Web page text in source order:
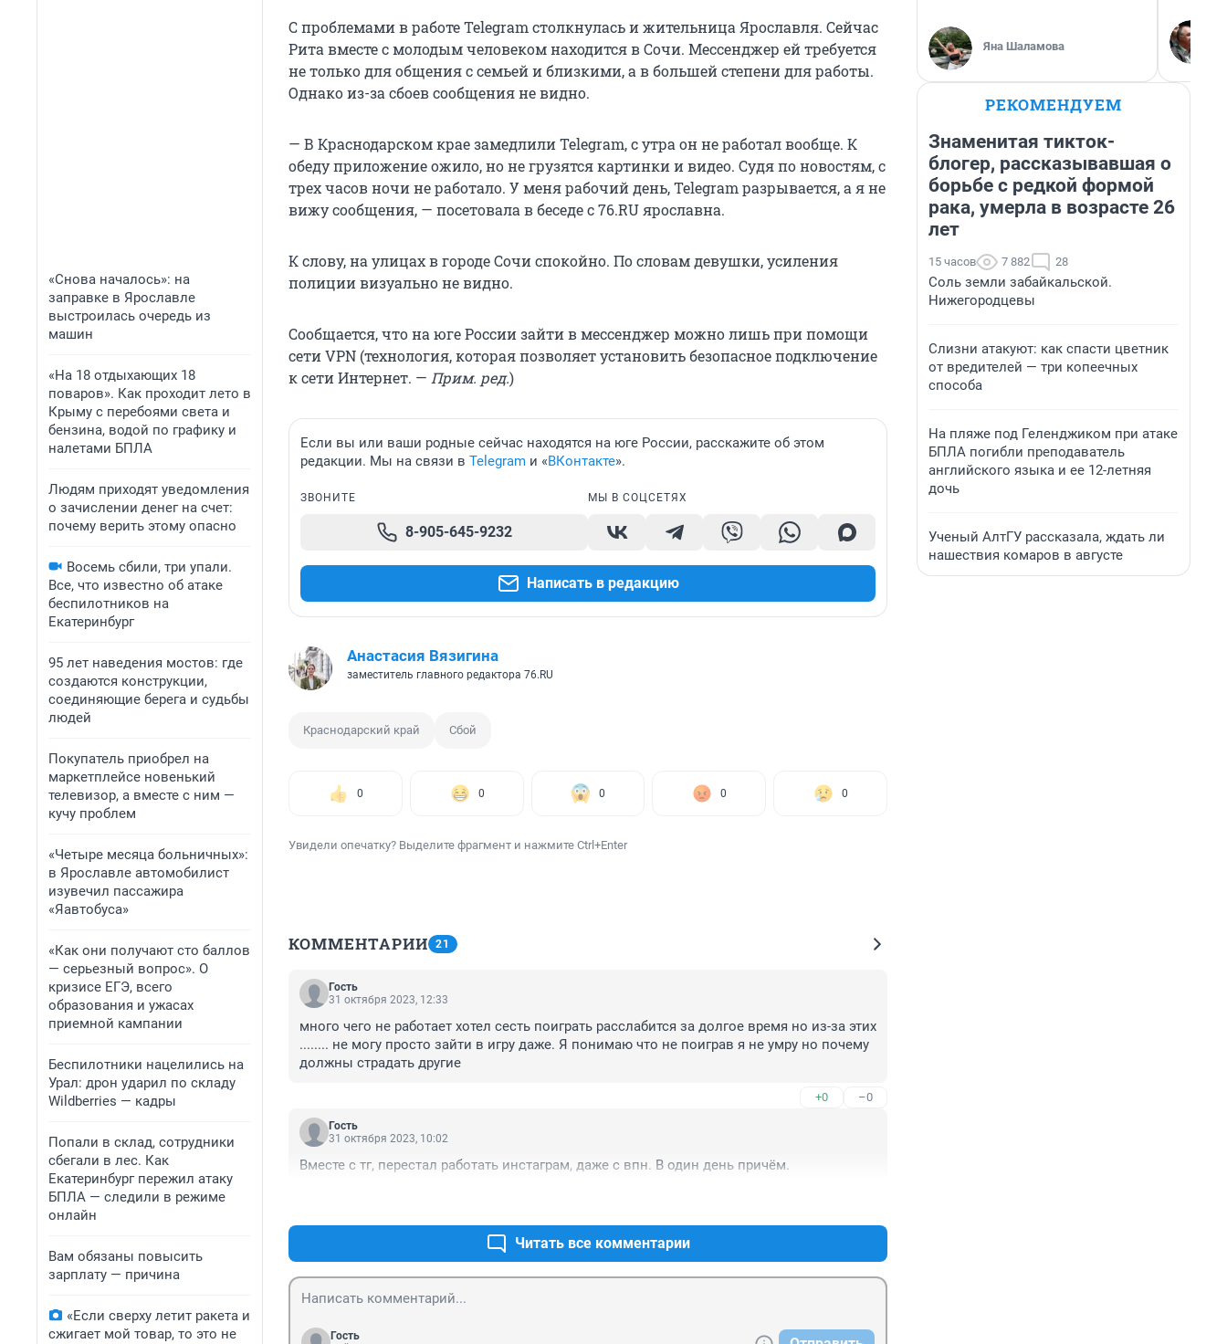
«Снова началось»: на
заправке в Ярославле
выстроилась очередь из
машин
«На 18 отдыхающих 18
поваров». Как проходит лето в
Крыму с перебоями света и
бензина, водой по графику и
налетами БПЛА
Людям приходят уведомления
о зачислении денег на счет:
почему верить этому опасно
Восемь сбили, три упали.
Все, что известно об атаке
беспилотников на
Екатеринбург
95 лет наведения мостов: где
создаются конструкции,
соединяющие берега и судьбы
людей
Покупатель приобрел на
маркетплейсе новенький
телевизор, а вместе с ним —
кучу проблем
«Четыре месяца больничных»:
в Ярославле автомобилист
изувечил пассажира
«Яавтобуса»
«Как они получают сто баллов
— серьезный вопрос». О
кризисе ЕГЭ, всего
образования и ужасах
приемной кампании
Беспилотники нацелились на
Урал: дрон ударил по складу
Wildberries — кадры
Попали в склад, сотрудники
сбегали в лес. Как
Екатеринбург пережил атаку
БПЛА — следили в режиме
онлайн
Вам обязаны повысить
зарплату — причина
«Если сверху летит ракета и
сжигает мой товар, то это не
С проблемами в работе Telegram столкнулась и жительница Ярославля. Сейчас
Рита вместе с молодым человеком находится в Сочи. Мессенджер ей требуется
не только для общения с семьей и близкими, а в большей степени для работы.
Однако из-за сбоев сообщения не видно.
— В Краснодарском крае замедлили Telegram, с утра он не работал вообще. К
обеду приложение ожило, но не грузятся картинки и видео. Судя по новостям, с
трех часов ночи не работало. У меня рабочий день, Telegram разрывается, а я не
вижу сообщения, — посетовала в беседе с 76.RU ярославна.
К слову, на улицах в городе Сочи спокойно. По словам девушки, усиления
полиции визуально не видно.
Сообщается, что на юге России зайти в мессенджер можно лишь при помощи
сети VPN (технология, которая позволяет установить безопасное подключение
к сети Интернет. — Прим. ред.)
Если вы или ваши родные сейчас находятся на юге России, расскажите об этом
редакции. Мы на связи в Telegram и «ВКонтакте».
ЗВОНИТЕ
8-905-645-9232
МЫ В СОЦСЕТЯХ
Написать в редакцию
Анастасия Вязигина
заместитель главного редактора 76.RU
Краснодарский край Сбой
0 0 0 0 0
Увидели опечатку? Выделите фрагмент и нажмите Ctrl+Enter
КОММЕНТАРИИ 21
Гость
31 октября 2023, 12:33
много чего не работает хотел сесть поиграть расслабится за долгое время но из-за этих
........ не могу просто зайти в игру даже. Я понимаю что не поиграв я не умру но почему
должны страдать другие
+0 –0
Гость
31 октября 2023, 10:02
Вместе с тг, перестал работать инстаграм, даже с впн. В один день причём.
Читать все комментарии
Гость
Яна Шаламова
РЕКОМЕНДУЕМ
Знаменитая тикток-
блогер, рассказывавшая о
борьбе с редкой формой
рака, умерла в возрасте 26
лет
15 часов 7 882 28
Соль земли забайкальской.
Нижегородцевы
Слизни атакуют: как спасти цветник
от вредителей — три копеечных
способа
На пляже под Геленджиком при атаке
БПЛА погибли преподаватель
английского языка и ее 12-летняя
дочь
Ученый АлтГУ рассказала, ждать ли
нашествия комаров в августе